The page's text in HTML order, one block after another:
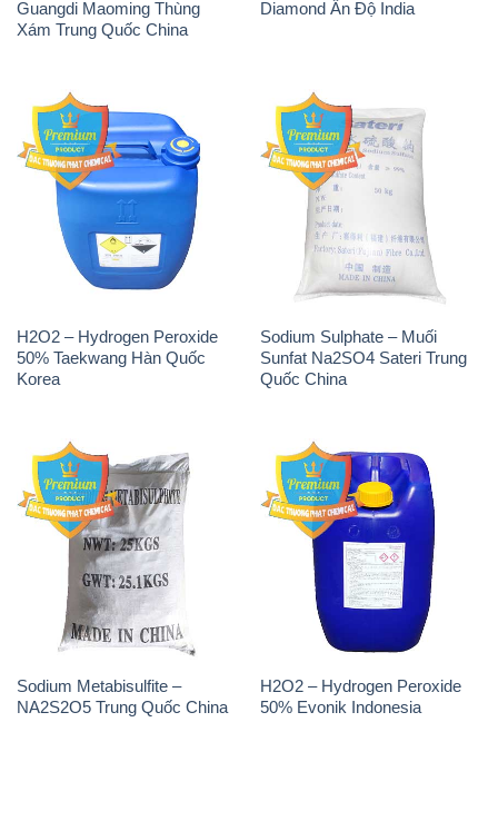
Guangdi Maoming Thùng
Xám Trung Quốc China
Diamond Ấn Độ India
H2O2 – Hydrogen Peroxide
50% Taekwang Hàn Quốc
Korea
Sodium Sulphate – Muối
Sunfat Na2SO4 Sateri Trung
Quốc China
Sodium Metabisulfite –
NA2S2O5 Trung Quốc China
H2O2 – Hydrogen Peroxide
50% Evonik Indonesia